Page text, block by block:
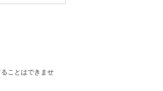
ことはできませ